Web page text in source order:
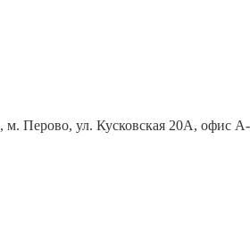
м. Перово, ул. Кусковская 20А, офис